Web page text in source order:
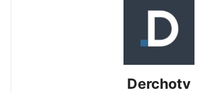
Derchotv